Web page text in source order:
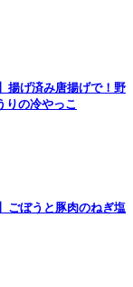
揚げ済み唐揚げで！野
りの冷やっこ
ごぼうと豚肉のねぎ塩